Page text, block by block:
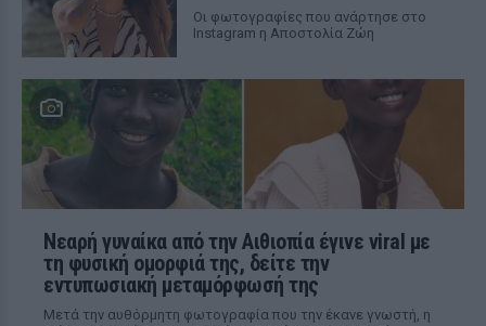
Οι φωτογραφίες που ανάρτησε στο
Instagram η Αποστολία Ζώη
Νεαρή γυναίκα από την Αιθιοπία έγινε viral με
τη φυσική ομορφιά της, δείτε την
εντυπωσιακή μεταμόρφωσή της
Μετά την αυθόρμητη φωτογραφία που την έκανε γνωστή, η